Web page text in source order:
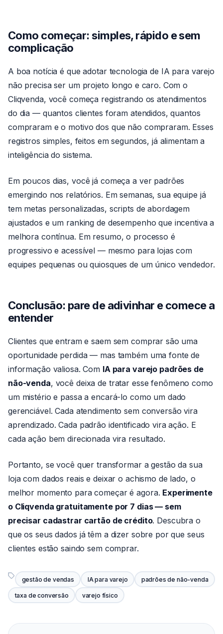
Como começar: simples, rápido e sem
complicação
A boa notícia é que adotar tecnologia de IA para varejo
não precisa ser um projeto longo e caro. Com o
Cliqvenda, você começa registrando os atendimentos
do dia — quantos clientes foram atendidos, quantos
compraram e o motivo dos que não compraram. Esses
registros simples, feitos em segundos, já alimentam a
inteligência do sistema.
Em poucos dias, você já começa a ver padrões
emergindo nos relatórios. Em semanas, sua equipe já
tem metas personalizadas, scripts de abordagem
ajustados e um ranking de desempenho que incentiva a
melhora contínua. Em resumo, o processo é
progressivo e acessível — mesmo para lojas com
equipes pequenas ou quiosques de um único vendedor.
Conclusão: pare de adivinhar e comece a
entender
Clientes que entram e saem sem comprar são uma
oportunidade perdida — mas também uma fonte de
informação valiosa. Com IA para varejo padrões de
não-venda, você deixa de tratar esse fenômeno como
um mistério e passa a encará-lo como um dado
gerenciável. Cada atendimento sem conversão vira
aprendizado. Cada padrão identificado vira ação. E
cada ação bem direcionada vira resultado.
Portanto, se você quer transformar a gestão da sua
loja com dados reais e deixar o achismo de lado, o
melhor momento para começar é agora. Experimente
o Cliqvenda gratuitamente por 7 dias — sem
precisar cadastrar cartão de crédito. Descubra o
que os seus dados já têm a dizer sobre por que seus
clientes estão saindo sem comprar.
gestão de vendas IA para varejo padrões de não-venda
taxa de conversão varejo físico